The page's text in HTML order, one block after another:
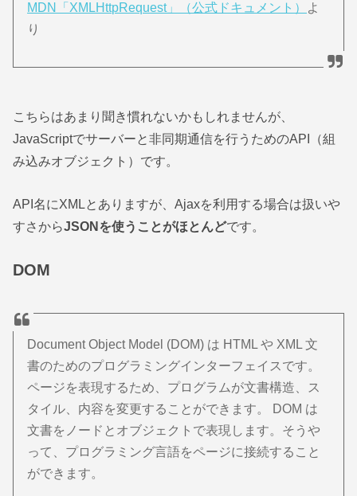
MDN「XMLHttpRequest」（公式ドキュメント）
よ
り
こちらはあまり聞き慣れないかもしれませんが、
JavaScriptでサーバーと非同期通信を行うためのAPI（組
み込みオブジェクト）です。
API名にXMLとありますが、Ajaxを利用する場合は扱いや
すさからJSONを使うことがほとんどです。
DOM
Document Object Model (DOM) は HTML や XML 文
書のためのプログラミングインターフェイスです。
ページを表現するため、プログラムが文書構造、ス
タイル、内容を変更することができます。 DOM は
文書をノードとオブジェクトで表現します。そうや
って、プログラミング言語をページに接続すること
ができます。